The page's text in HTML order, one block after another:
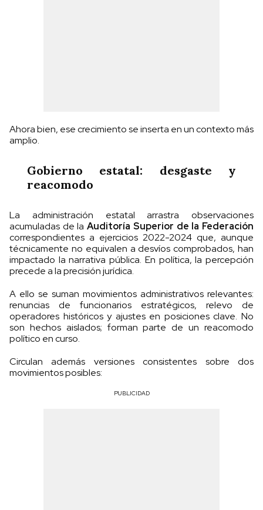
Ahora bien, ese crecimiento se inserta en un contexto más
amplio.
Gobierno estatal: desgaste y
reacomodo
La administración estatal arrastra observaciones
acumuladas de laAuditoría Superior de la Federación
correspondientes a ejercicios 2022-2024 que, aunque
técnicamente no equivalen a desvíos comprobados, han
impactado la narrativa pública. En política, la percepción
precede a la precisión jurídica.
A ello se suman movimientos administrativos relevantes:
renuncias de funcionarios estratégicos, relevo de
operadores históricos y ajustes en posiciones clave. No
son hechos aislados; forman parte de un reacomodo
político en curso.
Circulan además versiones consistentes sobre dos
movimientos posibles:
PUBLICIDAD